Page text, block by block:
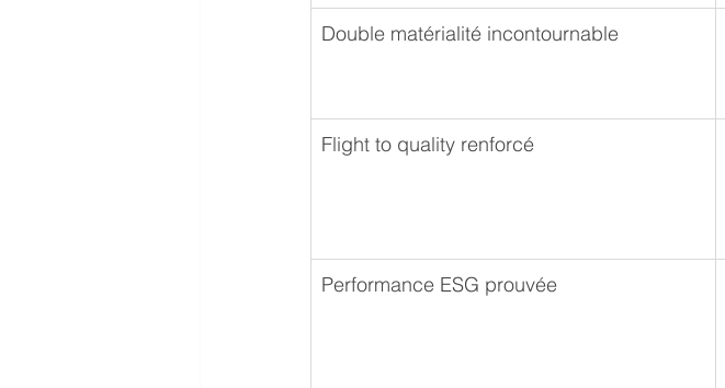
Double matérialité incontournable
Flight to quality renforcé
Performance ESG prouvée